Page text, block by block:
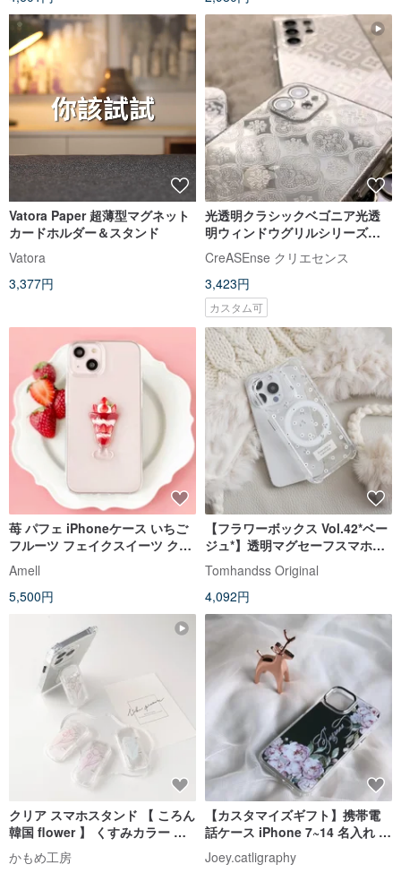
Vatora Paper 超薄型マグネット
カードホルダー＆スタンド
Vatora
3,377円
光透明クラシックベゴニア光透
明ウィンドウグリルシリーズ落
下防止携帯電話ケース CSBM01
CreASEnse クリエセンス
3,423円
カスタム可
苺 パフェ iPhoneケース いちご
フルーツ フェイクスイーツ クリ
Amell
5,500円
【フラワーボックス Vol.42*ベー
ジュ*】透明マグセーフスマホケ
ース
Tomhandss Original
4,092円
クリア スマホスタンド 【 ころん
韓国 flower 】 くすみカラー ス
マホグリップ クリア FM14U
かもめ工房
【カスタマイズギフト】携帯電
話ケース iPhone 7~14 名入れ 水
彩ローズエッジ
Joey.catligraphy